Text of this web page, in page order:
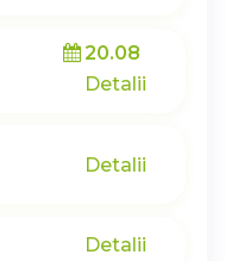
20.08
Detalii
Detalii
Detalii